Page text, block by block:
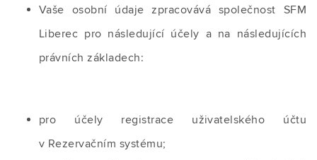
Vaše osobní údaje zpracovává společnost SFM
Liberec pro následující účely a na následujících
právních základech:
pro účely registrace uživatelského účtu
v Rezervačním systému;